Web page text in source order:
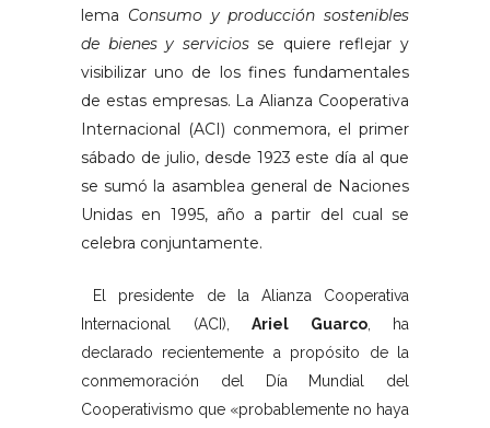
lema Consumo y producción sostenibles
de bienes y serviciosse quiere reflejar y
visibilizar uno de los fines fundamentales
de estas empresas. La Alianza Cooperativa
Internacional (ACI) conmemora, el primer
sábado de julio, desde 1923 este día al que
se sumó la asamblea general de Naciones
Unidas en 1995, año a partir del cual se
celebra conjuntamente.
El presidente de la Alianza Cooperativa
Internacional (ACI), Ariel Guarco, ha
declarado recientemente a propósito de la
conmemoración del Día Mundial del
Cooperativismo que «probablemente no haya